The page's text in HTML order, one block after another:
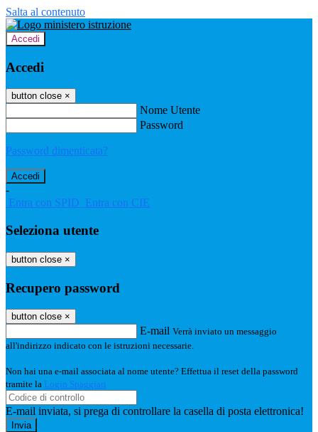
Salta al contenuto
Accedi
Accedi
button close ×
Nome Utente
Password
Password dimenticata?
-
Entra con SPID Entra con CIE
Seleziona utente
button close ×
Recupero password
button close ×
E-mail Verrà inviato un messaggio
all'indirizzo indicato con le istruzioni necessarie.
Non hai una e-mail associata al nome utente? Effettua il reset della password
tramite la Login Spaggiari
E-mail inviata, si prega di controllare la casella di posta elettronica!